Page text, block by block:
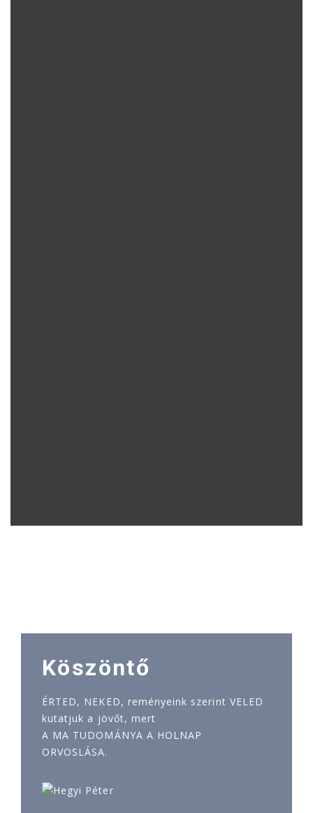
Köszöntő
ÉRTED, NEKED, reményeink szerint VELED
kutatjuk a jövőt, mert
A MA TUDOMÁNYA A HOLNAP
ORVOSLÁSA.